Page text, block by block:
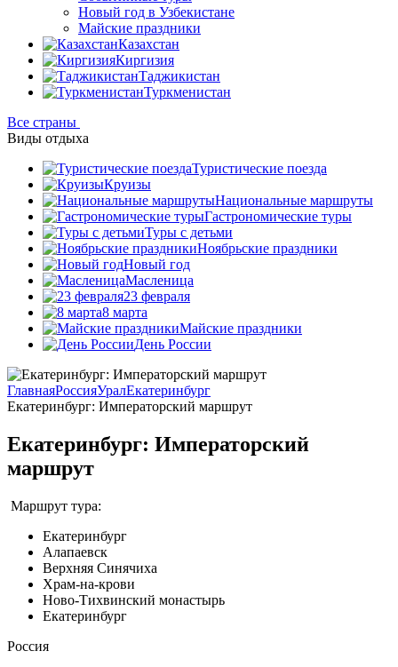
Новый год в Узбекистане
Майские праздники
Казахстан
Киргизия
Таджикистан
Туркменистан
Все страны
Виды отдыха
Туристические поезда
Круизы
Национальные маршруты
Гастрономические туры
Туры с детьми
Ноябрьские праздники
Новый год
Масленица
23 февраля
8 марта
Майские праздники
День России
ГлавнаяРоссияУралЕкатеринбург
Екатеринбург: Императорский маршрут
Екатеринбург: Императорский
маршрут
Маршрут тура:
Екатеринбург
Алапаевск
Верхняя Синячиха
Храм-на-крови
Ново-Тихвинский монастырь
Екатеринбург
Россия